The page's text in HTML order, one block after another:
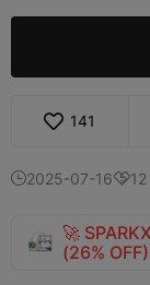
141
2025-07-1612
🚀
(26%